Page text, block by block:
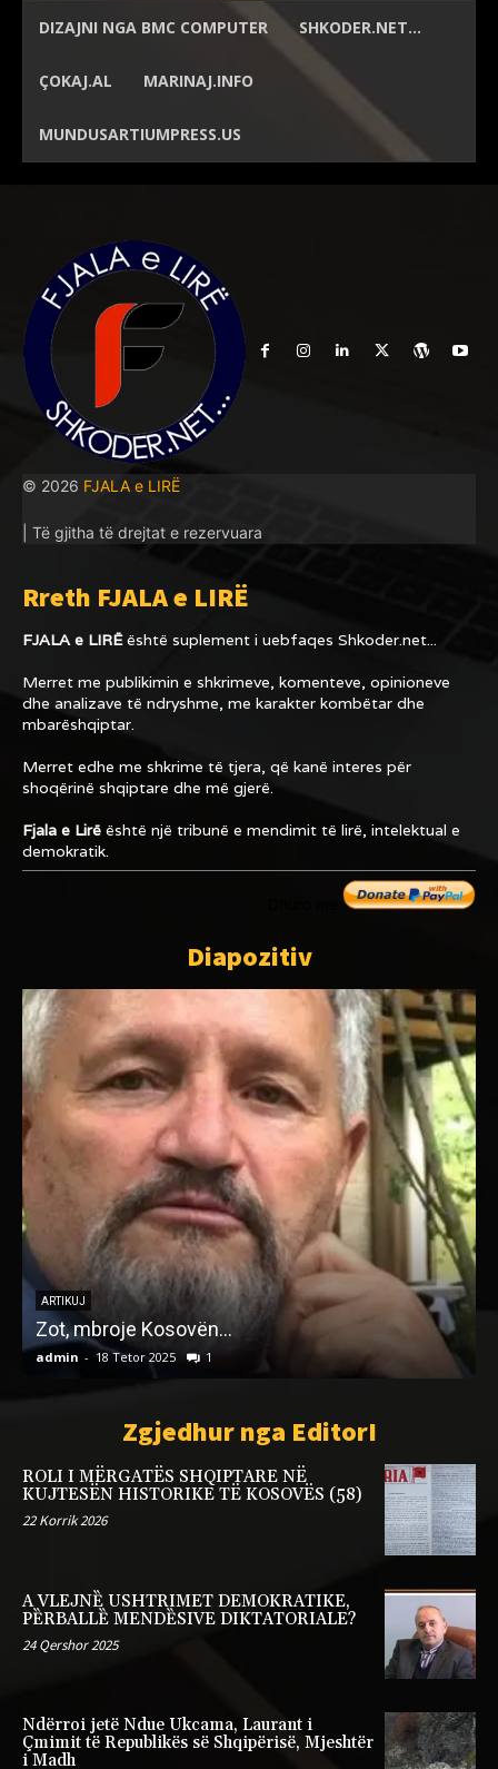
DIZAJNI NGA BMC COMPUTER SHKODER.NET…
ÇOKAJ.AL MARINAJ.INFO
MUNDUSARTIUMPRESS.US
© 2026 FJALA e LIRË
| Të gjitha të drejtat e rezervuara
Rreth FJALA e LIRË
FJALA e LIRËështë suplement i uebfaqes Shkoder.net...
Merret me publikimin e shkrimeve, komenteve, opinioneve
dhe analizave të ndryshme, me karakter kombëtar dhe
mbarëshqiptar.
Merret edhe me shkrime të tjera, që kanë interes për
shoqërinë shqiptare dhe më gjerë.
Fjala e Lirë është një tribunë e mendimit të lirë, intelektual e
demokratik.
Diapozitiv
ARTIKUJ
Zot, mbroje Kosovën…
admin - 18 Tetor 2025 1
Zgjedhur nga EditorI
ROLI I MËRGATËS SHQIPTARE NË
KUJTESËN HISTORIKE TË KOSOVËS (58)
22 Korrik 2026
A VLEJNȄ USHTRIMET DEMOKRATIKE,
PȄRBALLȄ MENDȄSIVE DIKTATORIALE?
24 Qershor 2025
Ndërroi jetë Ndue Ukcama, Laurant i
Çmimit të Republikës së Shqipërisë, Mjeshtër
i Madh